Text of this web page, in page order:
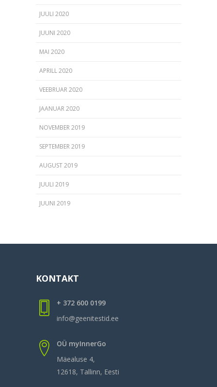
JUULI 2020
JUUNI 2020
MAI 2020
APRILL 2020
VEEBRUAR 2020
JAANUAR 2020
NOVEMBER 2019
SEPTEMBER 2019
AUGUST 2019
JUULI 2019
JUUNI 2019
KONTAKT
+ 372 600 0199
info@geenitestid.ee
OÜ myInnerGo
Mäealuse 4,
12618, Tallinn, Eesti